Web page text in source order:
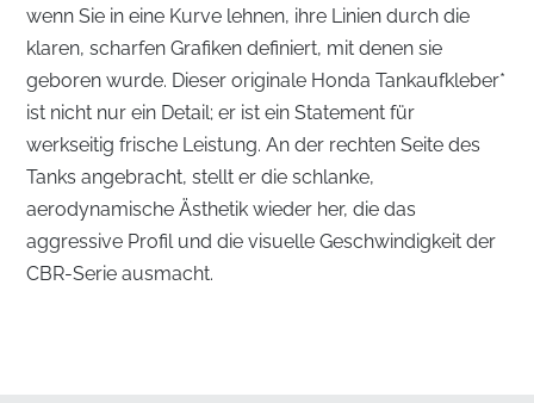
wenn Sie in eine Kurve lehnen, ihre Linien durch die
klaren, scharfen Grafiken definiert, mit denen sie
geboren wurde. Dieser originale Honda Tankaufkleber*
ist nicht nur ein Detail; er ist ein Statement für
werkseitig frische Leistung. An der rechten Seite des
Tanks angebracht, stellt er die schlanke,
aerodynamische Ästhetik wieder her, die das
aggressive Profil und die visuelle Geschwindigkeit der
CBR-Serie ausmacht.